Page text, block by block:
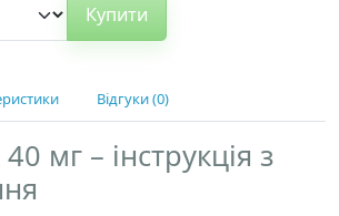
Купити
Відгуки (0)
мг – інструкція з